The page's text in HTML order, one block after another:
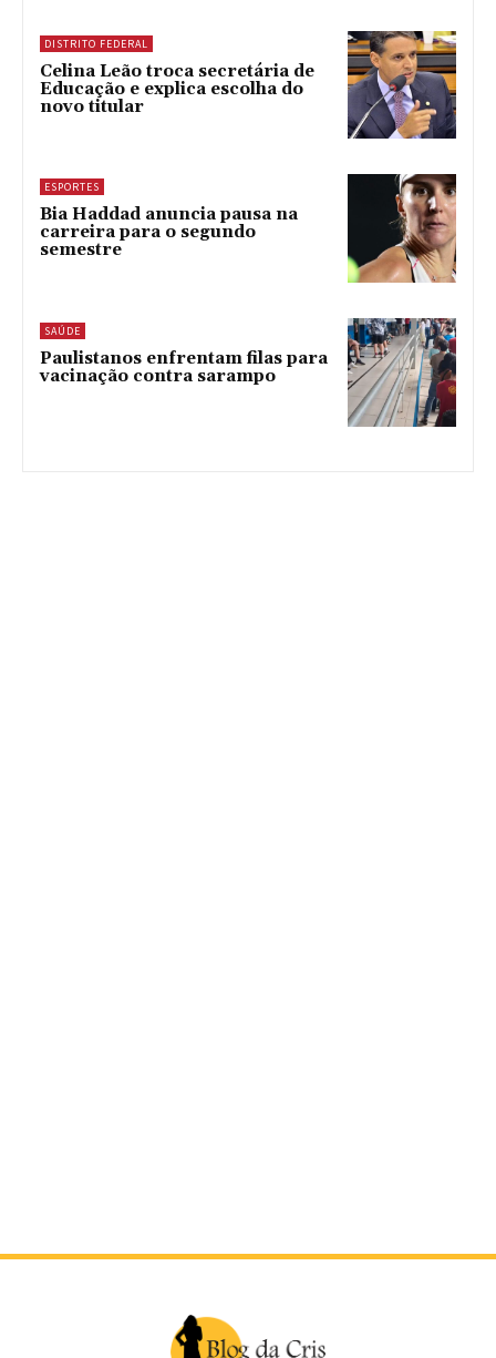
DISTRITO FEDERAL
Celina Leão troca secretária de
Educação e explica escolha do
novo titular
ESPORTES
Bia Haddad anuncia pausa na
carreira para o segundo
semestre
SAÚDE
Paulistanos enfrentam filas para
vacinação contra sarampo